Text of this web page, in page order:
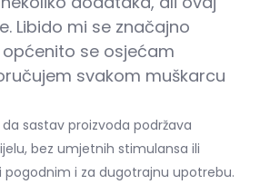
Libido mi se značajno
se osjećam
svakom muškarcu
sastav proizvoda podržava
bez umjetnih stimulansa ili
i za dugotrajnu upotrebu.